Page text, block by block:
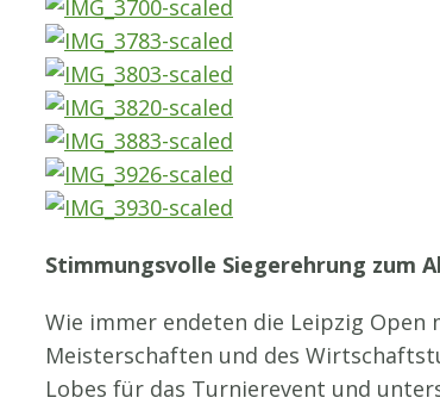
Stimmungsvolle Siegerehrung zum
Wie immer endeten die Leipzig
Meisterschaften und des
Lobes für das Turnierevent und